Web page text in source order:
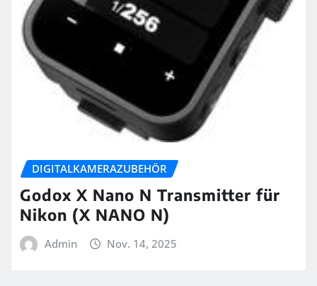
DIGITALKAMERAZUBEHÖR
Godox X Nano N Transmitter für
Nikon (X NANO N)
Admin Nov. 14, 2025